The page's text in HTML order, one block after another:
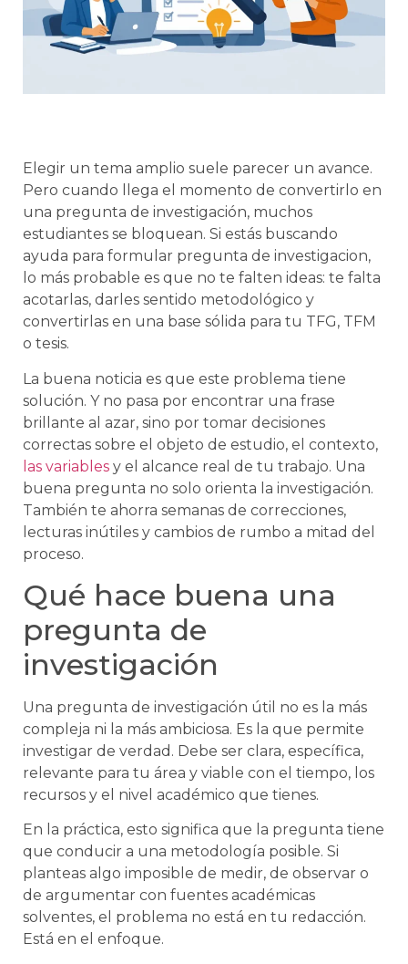
Elegir un tema amplio suele parecer un avance.
Pero cuando llega el momento de convertirlo en
una pregunta de investigación, muchos
estudiantes se bloquean. Si estás buscando
ayuda para formular pregunta de investigacion,
lo más probable es que no te falten ideas: te falta
acotarlas, darles sentido metodológico y
convertirlas en una base sólida para tu TFG, TFM
o tesis.
La buena noticia es que este problema tiene
solución. Y no pasa por encontrar una frase
brillante al azar, sino por tomar decisiones
correctas sobre el objeto de estudio, el contexto,
las variables y el alcance real de tu trabajo. Una
buena pregunta no solo orienta la investigación.
También te ahorra semanas de correcciones,
lecturas inútiles y cambios de rumbo a mitad del
proceso.
Qué hace buena una
pregunta de
investigación
Una pregunta de investigación útil no es la más
compleja ni la más ambiciosa. Es la que permite
investigar de verdad. Debe ser clara, específica,
relevante para tu área y viable con el tiempo, los
recursos y el nivel académico que tienes.
En la práctica, esto significa que la pregunta tiene
que conducir a una metodología posible. Si
planteas algo imposible de medir, de observar o
de argumentar con fuentes académicas
solventes, el problema no está en tu redacción.
Está en el enfoque.